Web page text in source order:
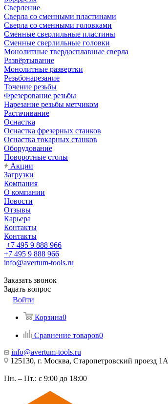
Сверление
Сверла со сменными пластинами
Сверла со сменными головками
Сменные сверлильные пластины
Сменные сверлильные головки
Монолитные твердосплавные сверла
Развёртывание
Монолитные развертки
Резьбонарезание
Точение резьбы
Фрезерование резьбы
Нарезание резьбы метчиком
Растачивание
Оснастка
Оснастка фрезерных станков
Оснастка токарных станков
Оборудование
Поворотные столы
Акции
Загрузки
Компания
О компании
Новости
Отзывы
Карьера
Контакты
Контакты
+7 495 9 888 966
+7 495 9 888 966
info@avertum-tools.ru
Заказать звонок
Задать вопрос
Войти
Корзина0
Сравнение товаров0
info@avertum-tools.ru
125130, г. Москва, Старопетровский проезд 1А
Пн. – Пт.: с 9:00 до 18:00